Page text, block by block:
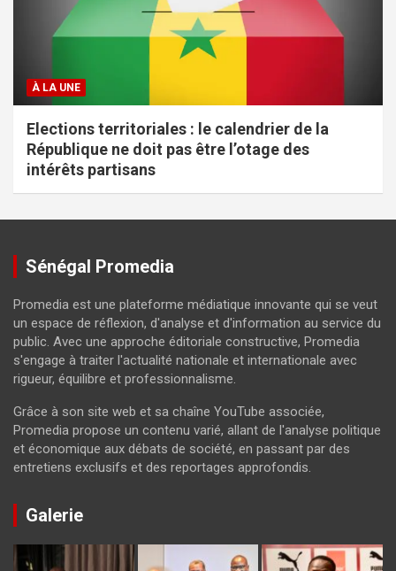
À LA UNE
Elections territoriales : le calendrier de la
République ne doit pas être l’otage des
intérêts partisans
Sénégal Promedia
Promedia est une plateforme médiatique innovante qui se veut
un espace de réflexion, d'analyse et d'information au service du
public. Avec une approche éditoriale constructive, Promedia
s'engage à traiter l'actualité nationale et internationale avec
rigueur, équilibre et professionnalisme.
Grâce à son site web et sa chaîne YouTube associée,
Promedia propose un contenu varié, allant de l'analyse politique
et économique aux débats de société, en passant par des
entretiens exclusifs et des reportages approfondis.
Galerie